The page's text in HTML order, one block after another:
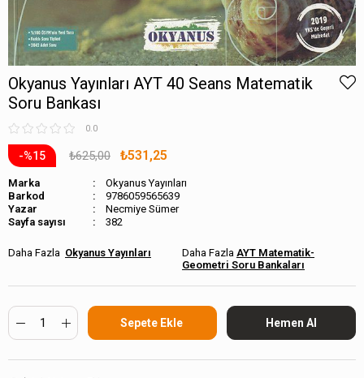
Okyanus Yayınları AYT 40 Seans Matematik
Soru Bankası
0.0
15 ₺625,00 ₺531,25
Marka
Okyanus Yayınları
Barkod
9786059565639
Necmiye Sümer
Sayfa sayısı
382
Okyanus Yayınları
AYT Matematik-
Geometri Soru Bankaları